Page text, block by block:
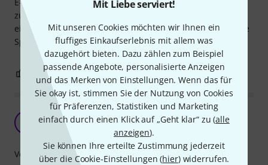
Mit Liebe serviert!
Mit unseren Cookies möchten wir Ihnen ein
fluffiges Einkaufserlebnis mit allem was
dazugehört bieten. Dazu zählen zum Beispiel
passende Angebote, personalisierte Anzeigen
und das Merken von Einstellungen. Wenn das für
Sie okay ist, stimmen Sie der Nutzung von Cookies
für Präferenzen, Statistiken und Marketing
einfach durch einen Klick auf „Geht klar“ zu (alle
anzeigen).
Sie können Ihre erteilte Zustimmung jederzeit
über die Cookie-Einstellungen (hier) widerrufen.
zurück. Ich schließe nicht aus, dass das Klacken sich nach
einiger Zeit in Luft auflöst, bei mir hat es das nach 1 Woche
Spielen nicht getan und wird daher ersetzt.
0 BEWERTUNG MELDEN
M-Audio SP-2 Sustainpedal
Soul-Buddha 03.08.2018
Verarbeitung